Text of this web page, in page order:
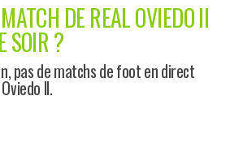
DE REAL OVIEDO II
SOIR ?
pas de matchs de foot en direct
II.